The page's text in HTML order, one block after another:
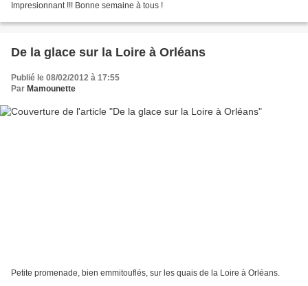
Impresionnant !!! Bonne semaine à tous !
De la glace sur la Loire à Orléans
Publié le 08/02/2012 à 17:55
Par Mamounette
Petite promenade, bien emmitouflés, sur les quais de la Loire à Orléans.